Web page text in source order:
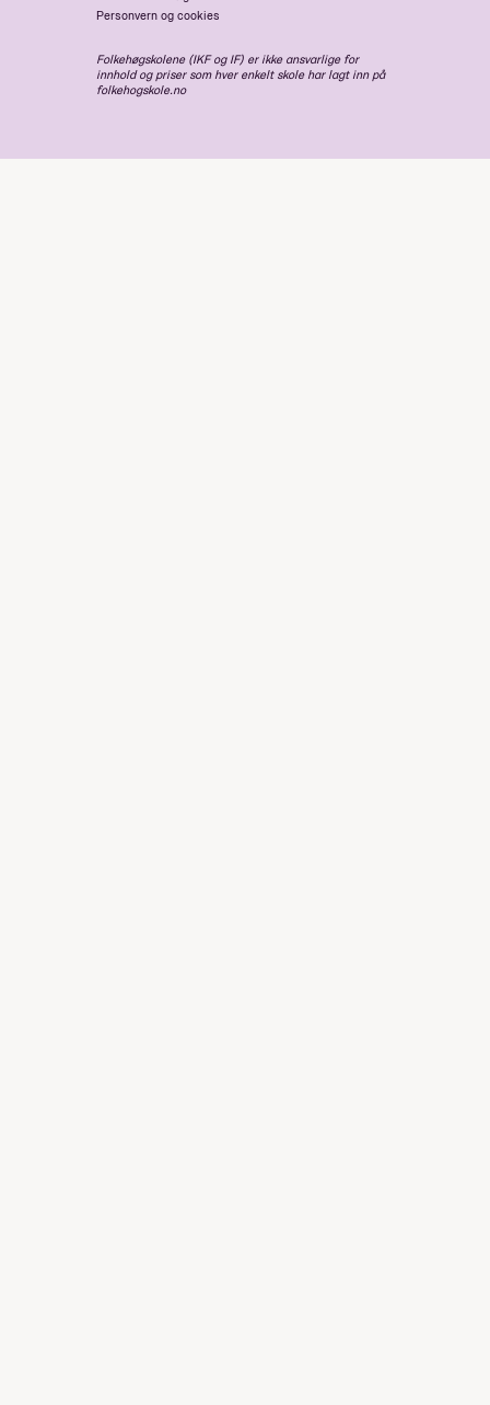
Personvern og cookies
Folkehøgskolene (IKF og IF) er ikke ansvarlige for
innhold og priser som hver enkelt skole har lagt inn på
folkehogskole.no